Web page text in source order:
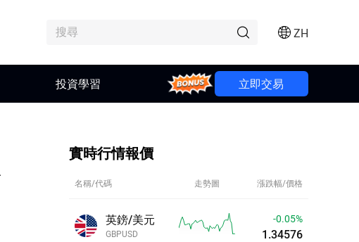
ZH
投資學習 Bonus 立即交易
實時行情報價
名稱/代碼 走勢圖 漲跌幅/價格
英鎊/美元
GBPUSD
-0.05%
1.34576